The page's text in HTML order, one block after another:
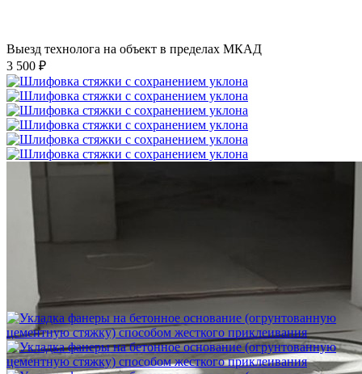
Выезд технолога на объект в пределах МКАД
3 500 ₽
Шлифовка стяжки с сохранением уклона
1 500 ₽